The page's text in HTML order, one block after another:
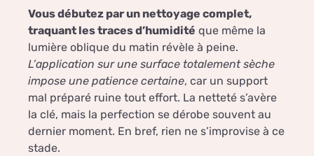
Vous débutez par un nettoyage complet,
traquant les traces d’humidité que même la
lumière oblique du matin révèle à peine.
L’application sur une surface totalement sèche
impose une patience certaine, car un support
mal préparé ruine tout effort. La netteté s’avère
la clé, mais la perfection se dérobe souvent au
dernier moment. En bref, rien ne s’improvise à ce
stade.